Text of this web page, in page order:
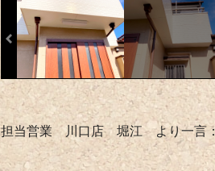
担当営業 川口店 堀江 より一言